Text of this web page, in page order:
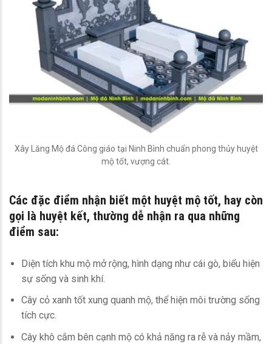
Xây Lăng Mộ đá Công giáo tại Ninh Bình chuẩn phong thủy huyệt
mộ tốt, vượng cát.
Các đặc điểm nhận biết một huyệt mộ tốt, hay còn
gọi là huyệt kết, thường dễ nhận ra qua những
điểm sau:
Diện tích khu mộ mở rộng, hình dạng như cái gò, biểu hiện
sự sống và sinh khí.
Cây cỏ xanh tốt xung quanh mộ, thể hiện môi trường sống
tích cực.
Cây khô cắm bên cạnh mộ có khả năng ra rễ và nảy mầm,